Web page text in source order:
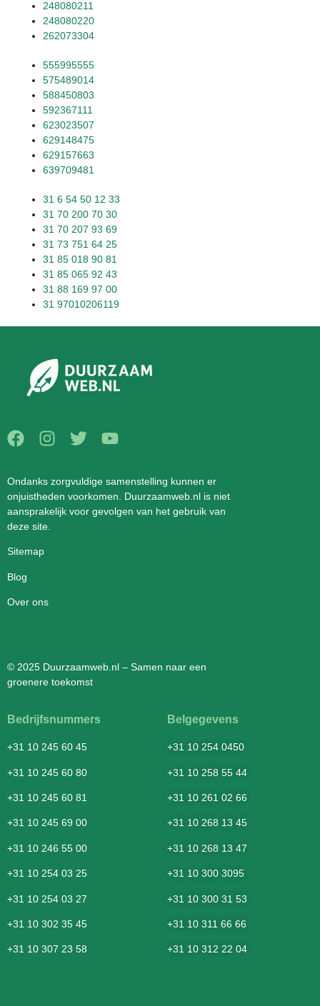
248080211
248080220
262073304
555995555
575489014
588450803
592367111
623023507
629148475
629157663
639709481
31 6 54 50 12 33
31 70 200 70 30
31 70 207 93 69
31 73 751 64 25
31 85 018 90 81
31 85 065 92 43
31 88 169 97 00
31 97010206119
Ondanks zorgvuldige samenstelling kunnen er
onjuistheden voorkomen. Duurzaamweb.nl is niet
aansprakelijk voor gevolgen van het gebruik van
deze site.
Sitemap
Blog
Over ons
© 2025 Duurzaamweb.nl – Samen naar een
groenere toekomst
Bedrijfsnummers
+31 10 245 60 45
+31 10 245 60 80
+31 10 245 60 81
+31 10 245 69 00
+31 10 246 55 00
+31 10 254 03 25
+31 10 254 03 27
+31 10 302 35 45
+31 10 307 23 58
Belgegevens
+31 10 254 0450
+31 10 258 55 44
+31 10 261 02 66
+31 10 268 13 45
+31 10 268 13 47
+31 10 300 3095
+31 10 300 31 53
+31 10 311 66 66
+31 10 312 22 04